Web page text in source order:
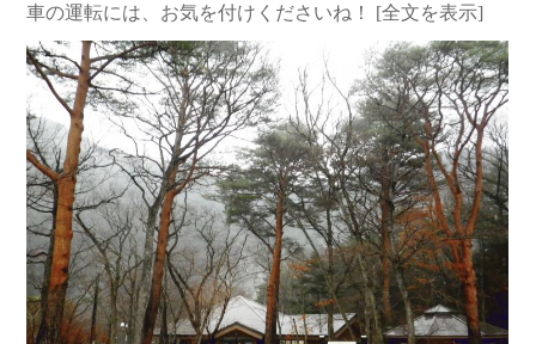
車の運転には、お気を付けくださいね！ [全文を表示]